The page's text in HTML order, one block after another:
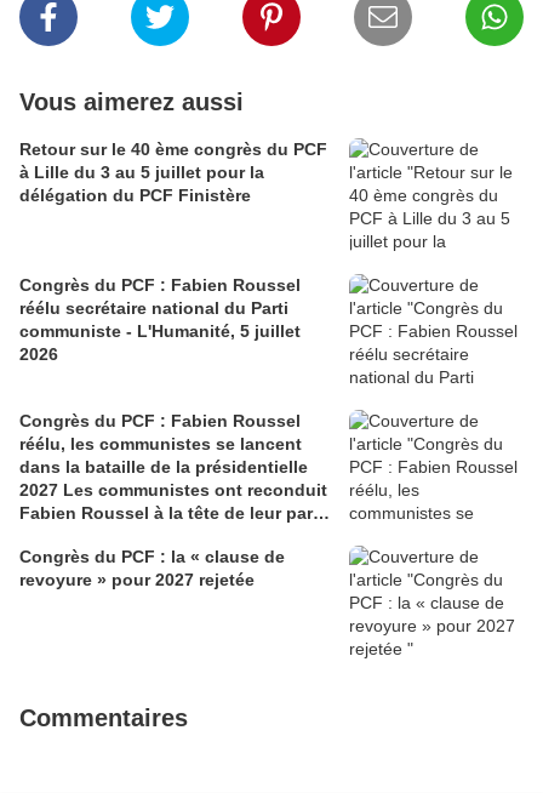
Vous aimerez aussi
Retour sur le 40 ème congrès du PCF
à Lille du 3 au 5 juillet pour la
délégation du PCF Finistère
Congrès du PCF : Fabien Roussel
réélu secrétaire national du Parti
communiste - L'Humanité, 5 juillet
2026
Congrès du PCF : Fabien Roussel
réélu, les communistes se lancent
dans la bataille de la présidentielle
2027 Les communistes ont reconduit
Fabien Roussel à la tête de leur parti,
Lille. Le secrétaire national, dont la
candidature devrait être officialisée le
Congrès du PCF : la « clause de
revoyure » pour 2027 rejetée
Commentaires